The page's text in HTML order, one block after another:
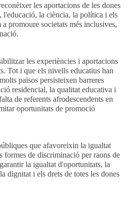
les aportacions de les dones
l'educació, la ciència, la política i els
promoure societats més inclusives,
les experiències i aportacions
Tot i que els nivells educatius han
països persisteixen barreres
residencial, la qualitat educativa i
de referents afrodescendents en
oportunitats de promoció
que afavoreixin la igualtat
formes de discriminació per raons de
la igualtat d'oportunitats, la
dignitat i els drets de totes les dones